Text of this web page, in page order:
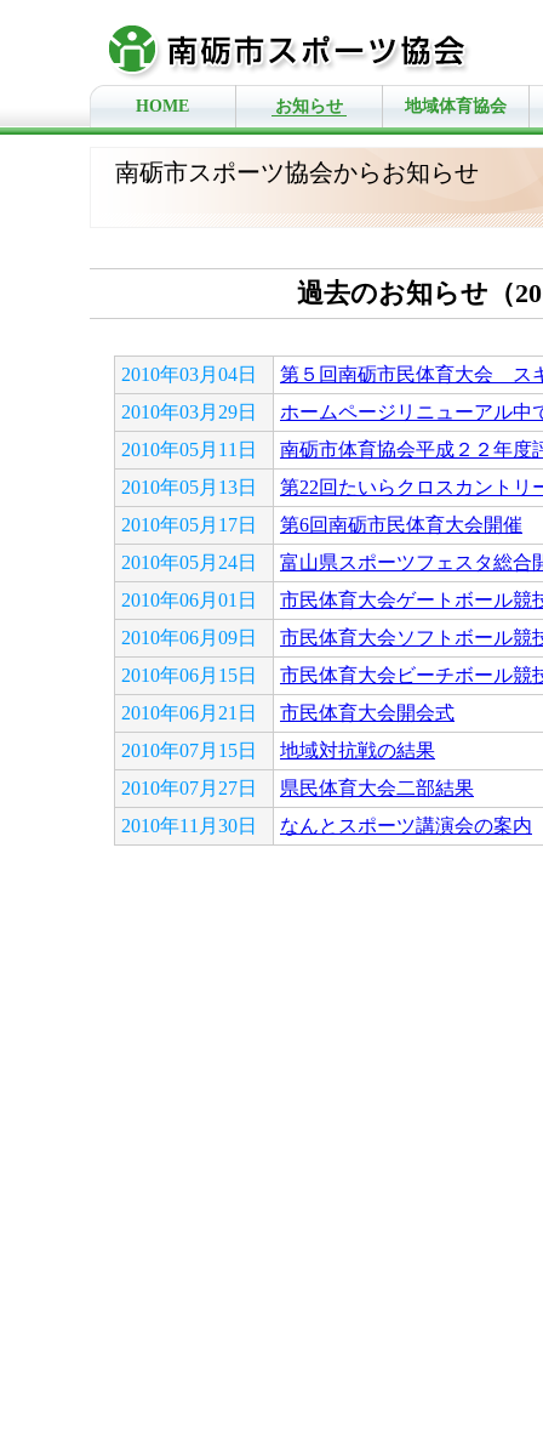
HOME お知らせ 地域体育協会
南砺市スポーツ協会からお知らせ
過去のお知らせ（
2010年03月04日
第５回南砺市民体育大会 ス
2010年03月29日
ホームページリニューアル中
2010年05月11日
南砺市体育協会平成２２年度
2010年05月13日
第22回たいらクロスカントリ
2010年05月17日
第6回南砺市民体育大会開催
2010年05月24日
富山県スポーツフェスタ総合
2010年06月01日
市民体育大会ゲートボール競
2010年06月09日
市民体育大会ソフトボール競
2010年06月15日
市民体育大会ビーチボール競
2010年06月21日
市民体育大会開会式
2010年07月15日
地域対抗戦の結果
2010年07月27日
県民体育大会二部結果
2010年11月30日
なんとスポーツ講演会の案内